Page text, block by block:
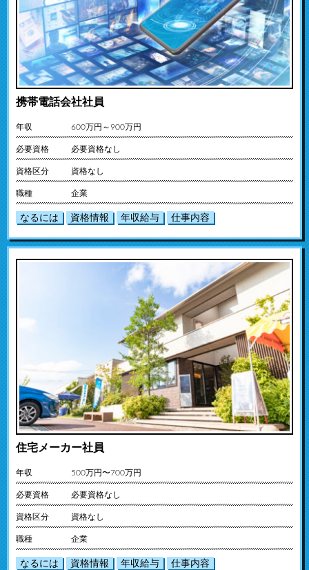
携帯電話会社社員
年収 600万円～900万円
必要資格 必要資格なし
資格区分 資格なし
職種 企業
なるには 資格情報 年収給与 仕事内容
住宅メーカー社員
年収 500万円〜700万円
必要資格 必要資格なし
資格区分 資格なし
職種 企業
なるには 資格情報 年収給与 仕事内容